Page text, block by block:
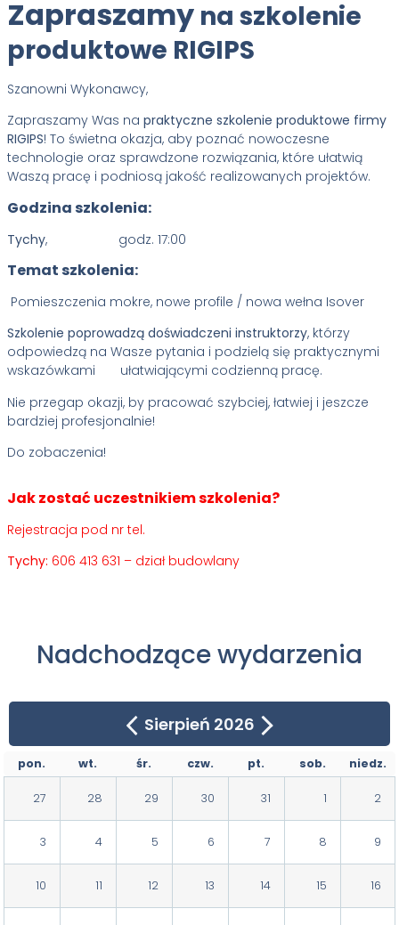
Zapraszamy na szkolenie
produktowe RIGIPS
Szanowni Wykonawcy,
Zapraszamy Was na praktyczne szkolenie produktowe firmy
RIGIPS! To świetna okazja, aby poznać nowoczesne
technologie oraz sprawdzone rozwiązania, które ułatwią
Waszą pracę i podniosą jakość realizowanych projektów.
Godzina szkolenia:
Tychy, godz. 17:00
Temat szkolenia:
Pomieszczenia mokre, nowe profile / nowa wełna Isover
Szkolenie poprowadzą doświadczeni instruktorzy, którzy
odpowiedzą na Wasze pytania i podzielą się praktycznymi
wskazówkami ułatwiającymi codzienną pracę.
Nie przegap okazji, by pracować szybciej, łatwiej i jeszcze
bardziej profesjonalnie!
Do zobaczenia!
Jak zostać uczestnikiem szkolenia?
Rejestracja pod nr tel.
Tychy: 606 413 631 – dział budowlany
Nadchodzące wydarzenia
Sierpień 2026
pon. wt. śr. czw. pt. sob. niedz.
27 28 29 30 31 1 2
3 4 5 6 7 8 9
10 11 12 13 14 15 16